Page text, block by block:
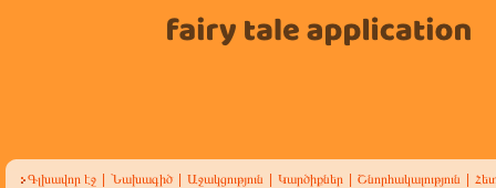
Գլխավոր էջ Նախագիծ Աջակցություն Կարծիքներ Շնորհակալություն